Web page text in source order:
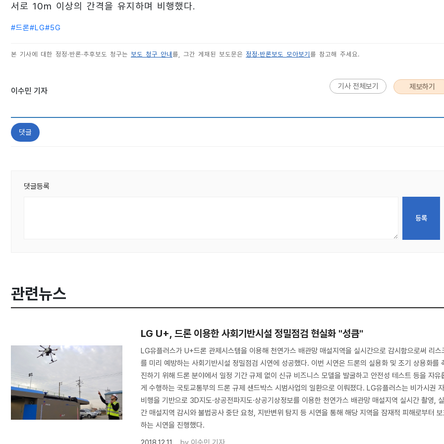
서로 10m 이상의 간격을 유지하며 비행했다.
#드론#LG#5G
본 기사에 대한 정정·반론·추후보도 청구는 보도 청구 안내를, 그간 게재된 보도문은 정정·반론보도 모아보기를 참고해 주세요.
이수민 기자 기사 전체보기 제보하기
댓글
댓글등록
관련뉴스
LG U+, 드론 이용한 사회기반시설 정밀점검 현실화 "성큼"
LG유플러스가 U+드론 관제시스템을 이용해 천연가스 배관망 매설지역을 실시간으로 감시함으로써 리스
를 미리 예방하는 사회기반시설 정밀점검 시연에 성공했다. 이번 시연은 드론의 실용화 및 조기 상용화를
진하기 위해 드론 분야에서 일정 기간 규제 없이 신규 비즈니스 모델을 발굴하고 안전성 테스트 등을 자유
게 수행하는 국토교통부의 드론 규제 샌드박스 시범사업의 일환으로 이뤄졌다. LG유플러스는 비가시권
비행을 기반으로 3D지도·상공전파지도·상공기상정보를 이용한 천연가스 배관망 매설지역 실시간 촬영,
간 매설지역 감시와 불법공사 중단 요청, 지반변위 탐지 등 시연을 통해 해당 지역을 잠재적 피해로부터 보
하는 시연을 진행했다.